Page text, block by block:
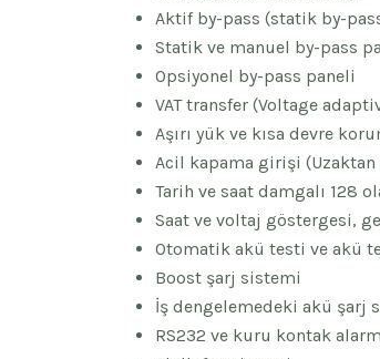
Aktif by-pass (statik by-
Statik ve manuel by-pass
Opsiyonel by-pass paneli
VAT transfer (Voltage
Aşırı yük ve kısa devre
Acil kapama girişi (Uzaktan
Tarih ve saat damgalı 128
Saat ve voltaj göstergesi,
Otomatik akü testi ve akü
Boost şarj sistemi
İş dengelemedeki akü şarj
RS232 ve kuru kontak